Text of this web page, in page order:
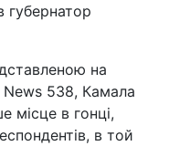
губернатор
на
News 538, Камала
місце в гонці,
в той